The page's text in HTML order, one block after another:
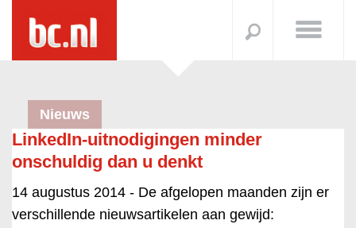
Nieuws
LinkedIn-uitnodigingen minder
onschuldig dan u denkt
14 augustus 2014 - De afgelopen maanden zijn er
verschillende nieuwsartikelen aan gewijd: